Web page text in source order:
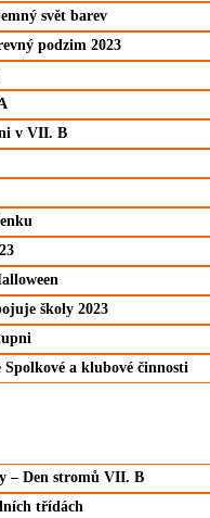
svět barev
podzim 2023
v VII. B
školy 2023
a klubové činnosti
– Den stromů VII. B
třídách